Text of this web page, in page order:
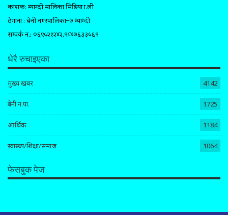
प्रकाशक: म्याग्दी मालिका मिडिया प्रा.ली
ठेगाना : बेनी नगरपालिका–७ म्याग्दी
सम्पर्क न.: ०६९५२१२४२,९८४७६३३५६९
धेरै रुचाइएका
मुख्य खबर 4142
बेनी न.पा. 1725
आर्थिक 1184
स्वास्थ्य/शिक्षा/समाज 1064
फेसबुक पेज